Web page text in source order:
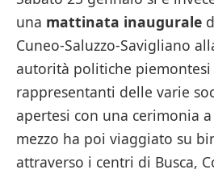
una mattinata inaugurale
Cuneo-Saluzzo-Savigliano
autorità politiche piemontesi
rappresentanti delle varie
apertesi con una cerimonia
mezzo ha poi viaggiato su
attraverso i centri di Busca,